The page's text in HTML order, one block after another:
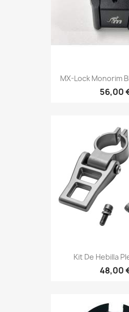
MX-Lock Monorim
56,00
Kit De Hebilla
48,00